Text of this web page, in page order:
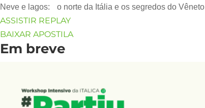
Neve e lagos: o norte da Itália e os segredos do Vêneto
ASSISTIR REPLAY
BAIXAR APOSTILA
Em breve